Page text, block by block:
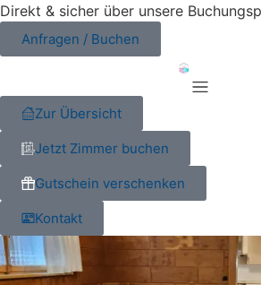
Direkt & sicher über unsere
Anfragen / Buchen
Zur Übersicht
Jetzt Zimmer buchen
Gutschein verschenken
Kontakt